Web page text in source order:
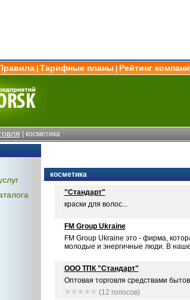
Тарифные планы Рейтинг
| косметика
косметика
"Стандарт"
краски для волос...
FM Group Ukraine
FM Group Ukraine это - фирма,
молодые и энергичные люди. В
ООО ТПК "Стандарт"
Оптовая торговля средствами
(12 голосов)